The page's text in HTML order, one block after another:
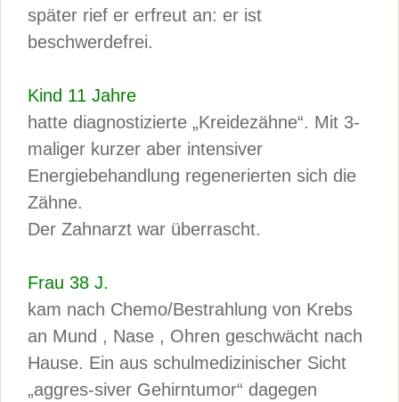
später rief er erfreut an: er ist
beschwerdefrei.
Kind 11 Jahre
hatte diagnostizierte „Kreidezähne“. Mit 3-
maliger kurzer aber intensiver
Energiebehandlung regenerierten sich die
Zähne.
Der Zahnarzt war überrascht.
Frau 38 J.
kam nach Chemo/Bestrahlung von Krebs
an Mund , Nase , Ohren geschwächt nach
Hause. Ein aus schulmedizinischer Sicht
„aggres-siver Gehirntumor“ dagegen